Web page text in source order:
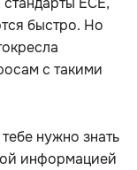
быстро. Но
с такими
нужно знать
информацией